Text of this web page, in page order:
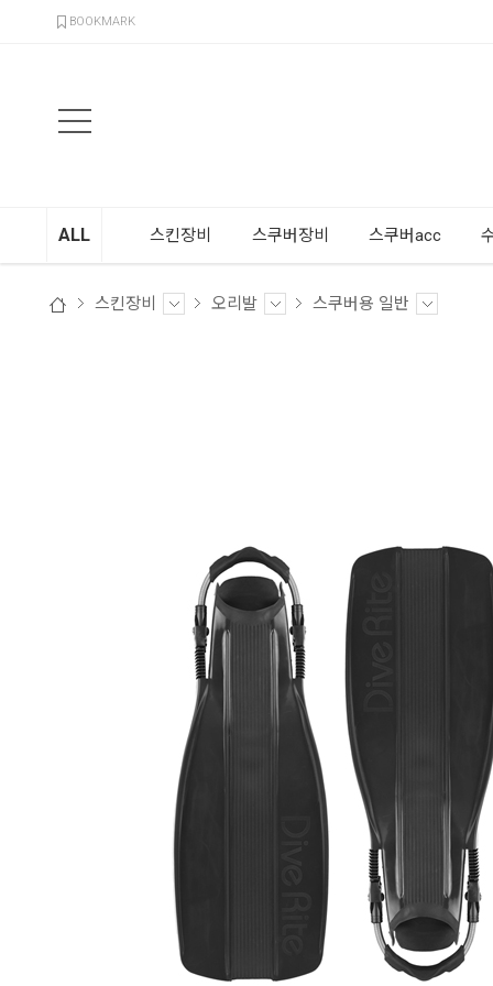
BOOKMARK
ALL 스킨장비 스쿠버장비 스쿠버acc
스킨장비 오리발 스쿠버용 일반